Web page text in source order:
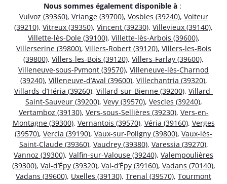
Nous sommes également disponible à :
Vulvoz (39360), Vriange (39700), Vosbles (39240), Voiteur
(39210), Vitreux (39350), Vincent (39230), Villevieux (39140),
Villette-lès-Dole (39100), Villette-lès-Arbois (39600),
Villerserine (39800), Villers-Robert (39120), Villers-les-Bois
(39800), Villers-les-Bois (39120), Villers-Farlay (39600),
Villeneuve-sous-Pymont (39570), Villeneuve-lès-Charnod
(39240), Villeneuve-d’Aval (39600), Villechantria (39320),
Villards-d’Héria (39260), Villard-sur-Bienne (39200), Villard-
Saint-Sauveur (39200), Vevy (39570), Vescles (39240),
Vertamboz (39130), Vers-sous-Sellières (39230), Vers-en-
Montagne (39300), Vernantois (39570), Véria (39160), Verges
(39570), Vercia (39190), Vaux-sur-Poligny (39800), Vaux-lès-
Saint-Claude (39360), Vaudrey (39380), Varessia (39270),
Vannoz (39300), Valfin-sur-Valouse (39240), Valempoulières
(39300), Val-d’Épy (39320), Val-d’Épy (39160), Vadans (70140),
Vadans (39600), Uxelles (39130), Trenal (39570), Tourmont